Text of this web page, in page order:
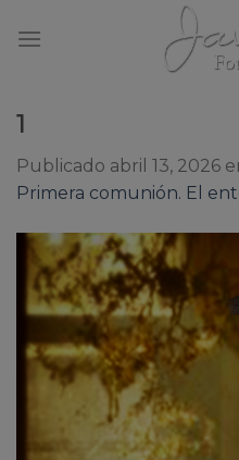
1
Publicado abril 13, 2026
Primera comunión. El